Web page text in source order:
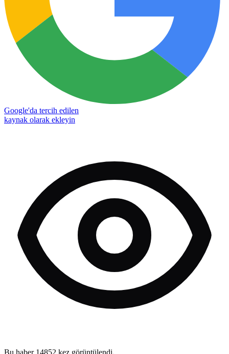
Google'da tercih edilen
kaynak olarak ekleyin
Bu haber 14852 kez görüntülendi.